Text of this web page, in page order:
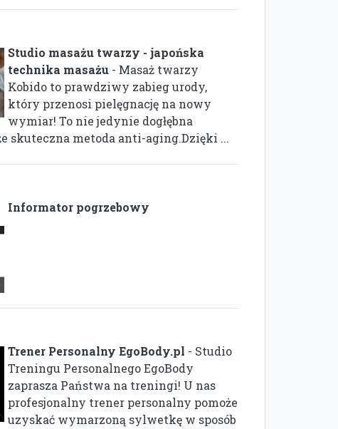
Studio masażu twarzy - japońska
technika masażu - Masaż twarzy
Kobido to prawdziwy zabieg urody,
który przenosi pielęgnację na nowy
wymiar! To nie jedynie dogłębna
skuteczna metoda anti-aging.Dzięki ...
Informator pogrzebowy
Trener Personalny EgoBody.pl - Studio
Treningu Personalnego EgoBody
zaprasza Państwa na treningi! U nas
profesjonalny trener personalny pomoże
uzyskać wymarzoną sylwetkę w sposób